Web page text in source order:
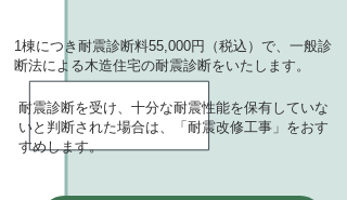
耐震診断を受け、十分な耐震性能を保有していな
いと判断された場合は、「耐震改修工事」をおす
すめします。
​1棟につき耐震診断料55,000円（税込）で、一般診
断法による木造住宅の耐震診断をいたします。